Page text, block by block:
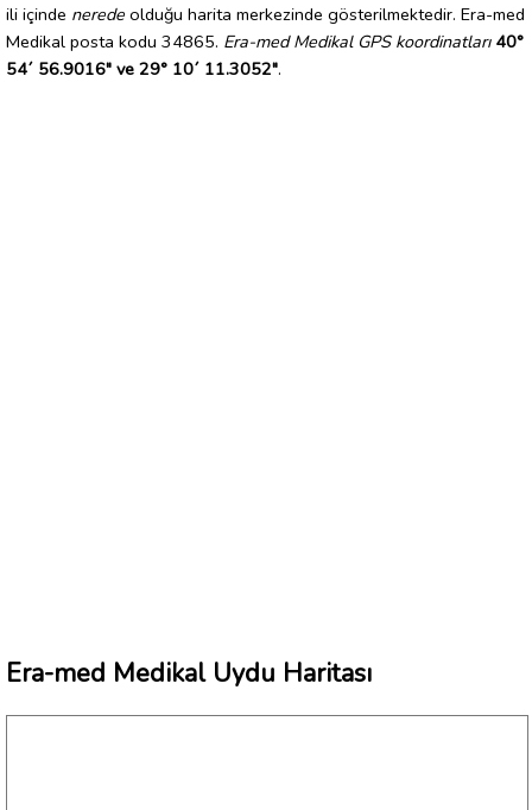
ili içinde nerede olduğu harita merkezinde gösterilmektedir. Era-med
Medikal posta kodu 34865. Era-med Medikal GPS koordinatları 40°
54´ 56.9016" ve 29° 10´ 11.3052".
Era-med Medikal Uydu Haritası